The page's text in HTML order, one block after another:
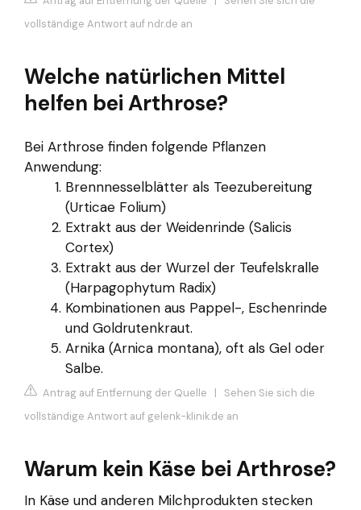
vollständige Antwort auf ndr.de an
Welche natürlichen Mittel
helfen bei Arthrose?
Bei Arthrose finden folgende Pflanzen
Anwendung:
Brennnesselblätter als Teezubereitung
(Urticae Folium)
Extrakt aus der Weidenrinde (Salicis
Cortex)
Extrakt aus der Wurzel der Teufelskralle
(Harpagophytum Radix)
Kombinationen aus Pappel-, Eschenrinde
und Goldrutenkraut.
Arnika (Arnica montana), oft als Gel oder
Salbe.
Antrag auf Entfernung der Quelle | Sehen Sie sich die
vollständige Antwort auf gelenk-klinik.de an
Warum kein Käse bei Arthrose?
In Käse und anderen Milchprodukten stecken